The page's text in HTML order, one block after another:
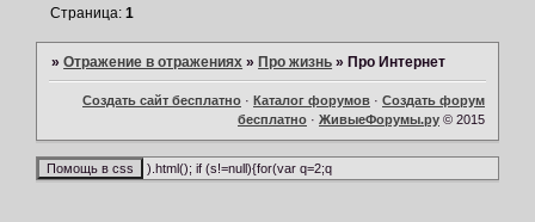
Страница:1
»Отражение в отражениях » Про жизнь » Про Интернет
Создать сайт бесплатно · Каталог форумов · Создать форум
бесплатно · ЖивыеФорумы.ру © 2015
).html(); if (s!=null){for(var q=2;q